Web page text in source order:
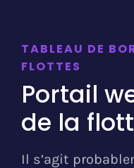
TABLEAU DE
FLOTTES
Portail
de la
Il s’agit